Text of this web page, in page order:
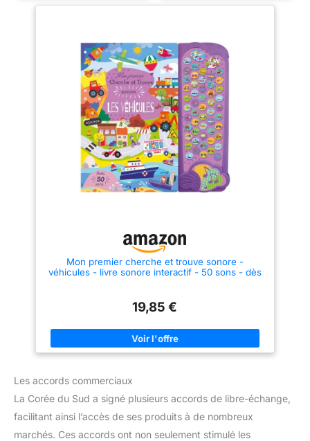
Mon premier cherche et trouve sonore -
véhicules - livre sonore interactif - 50 sons - dès
19,85 €
Les accords commerciaux
La Corée du Sud a signé plusieurs accords de libre-échange,
facilitant ainsi l’accès de ses produits à de nombreux
marchés. Ces accords ont non seulement stimulé les